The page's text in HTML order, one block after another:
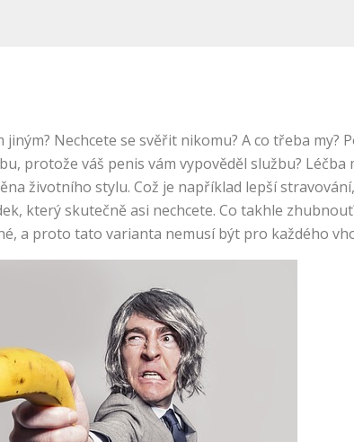
Nechcete se svěřit nikomu? A co třeba
protože váš penis vám vypověděl službu?
životního stylu. Což je například lepší
který skutečně asi nechcete. Co takhle
a proto tato varianta nemusí být pro každého